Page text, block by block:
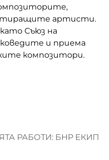
артисти.
Съюз на
и приема
композитори.
РАБОТИ: БНР ЕКИП